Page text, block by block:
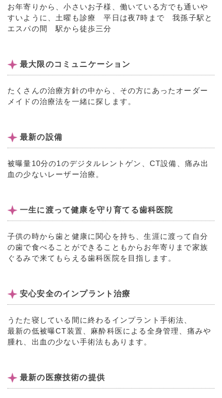
お年寄りから、小さいお子様、働いている方でも通いや
すいように、土曜も診療 平日は夜7時まで 我孫子駅と
エスパの間 駅から徒歩三分
最大限のコミュニケーション
たくさんの治療方針の中から、その方にあったオーダー
メイドの治療法を一緒に探します。
最新の設備
被曝量10分の1のデジタルレントゲン、CT設備、痛み出
血の少ないレーザー治療。
一生に渡って健康を守り育てる歯科医院
子供の時から歯と健康に関心を持ち、生涯に渡って自分
の歯で食べることができることもからお年寄りまで家族
ぐるみで来てもらえる歯科医院を目指します。
安心安全のインプラント治療
うたた寝している間に終わるインプラント手術法、
最新の低被曝CT装置、麻酔科医による全身管理、痛みや
腫れ、出血の少ない手術法もあります。
最新の医療技術の提供